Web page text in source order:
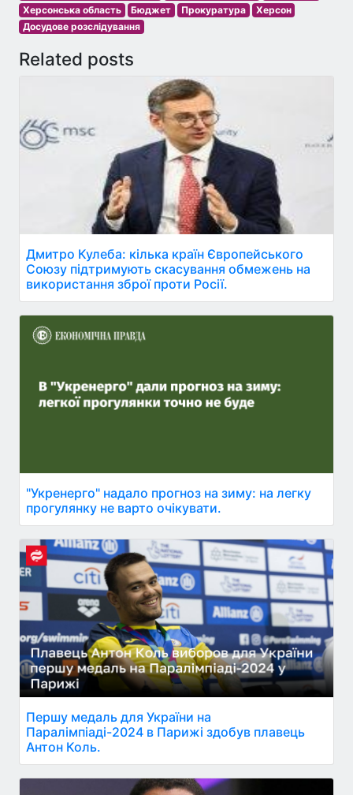
Херсонська область
Бюджет Прокуратура
Херсон
Досудове розслідування
Related posts
Дмитро Кулеба: кілька країн Європейського
Союзу підтримують скасування обмежень на
використання зброї проти Росії.
"Укренерго" надало прогноз на зиму: на легку
прогулянку не варто очікувати.
Першу медаль для України на
Паралімпіаді-2024 в Парижі здобув плавець
Антон Коль.